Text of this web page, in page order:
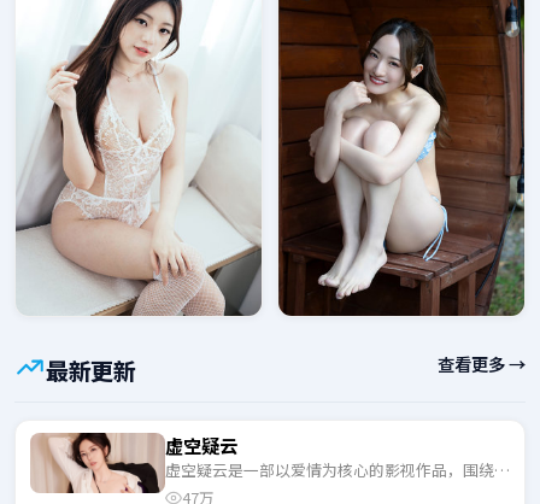
最新更新 查看更多 →
虚空疑云
虚空疑云是一部以爱情为核心的影视作品，围绕危
机、反转与人物成长展开，整体节奏紧凑，适合一
47万